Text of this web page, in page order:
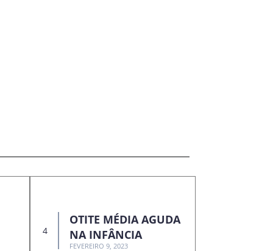
OTITE MÉDIA AGUDA
NA INFÂNCIA
FEVEREIRO 9, 2023